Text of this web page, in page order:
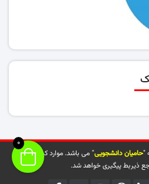
"حامیان دانشجویی" می باشد. موارد کپی شده از
ذیربط پیگیری خواهد شد.
0